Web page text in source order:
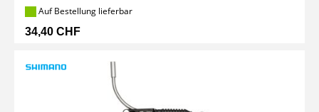
Auf Bestellung lieferbar
34,40 CHF